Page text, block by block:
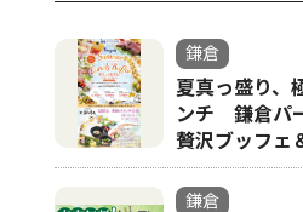
鎌倉
夏真っ盛り、
ンチ 鎌倉パ
贅沢ブッフェ
鎌倉